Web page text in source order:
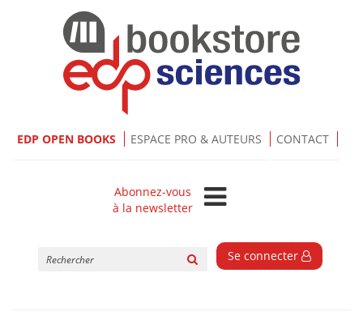
EDP OPEN BOOKS ESPACE PRO & AUTEURS CONTACT
Abonnez-vous
à la newsletter
Se connecter